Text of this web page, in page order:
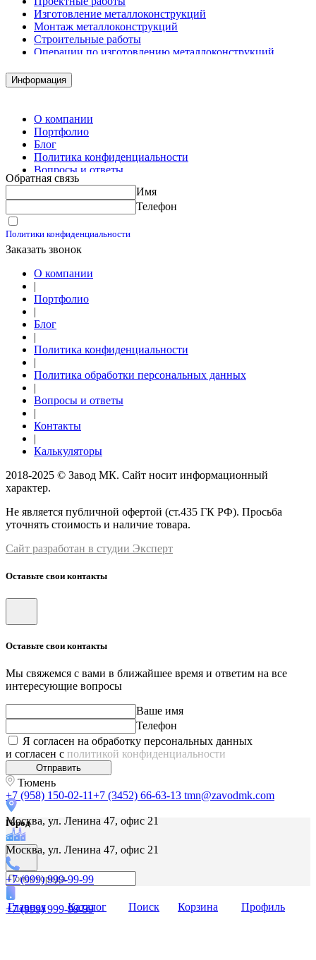
Москва, ул. Ленина 47, офис 21
Москва, ул. Ленина 47, офис 21
+7 (999) 999-99-99
+7 (999) 999-99-99
Изготовление металлоконструкций
Монтаж металлоконструкций
Строительные работы
Операции по изготовлению металлоконструкций
Комплектация металлопроката
Изготовление винтовых свай
Информация
О компании
Портфолио
Блог
Политика конфиденциальности
Вопросы и ответы
Контакты
Обратная связь
Имя
Телефон
Политики конфиденциальности
Заказать звонок
О компании
|
Портфолио
|
Блог
|
Политика конфиденциальности
|
Политика обработки персональных данных
|
Вопросы и ответы
|
Контакты
|
Калькуляторы
2018-2025 © Завод МК. Сайт носит информационный
характер.
Не является публичной офертой (ст.435 ГК РФ). Просьба
уточнять стоимость и наличие товара.
Сайт разработан в студии Эксперт
Оставьте свои контакты
Оставьте свои контакты
Мы свяжемся с вами в ближайшее время и ответим на все
интересующие вопросы
Ваше имя
Телефон
Я согласен на обработку персональных данных
и согласен с политикой конфиденциальности
Отправить
Тюмень
+7 (958) 150-02-11+7 (3452) 66-63-13 tmn@zavodmk.com
Город
Главная Каталог Поиск Корзина Профиль